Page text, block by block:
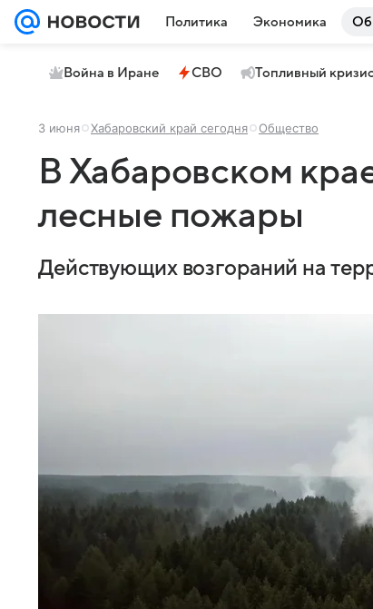
Политика Экономика
Война в Иране СВО Топливный
3 июня Хабаровский край сегодня Общество
В Хабаровском
лесные пожары
Действующих возгораний на